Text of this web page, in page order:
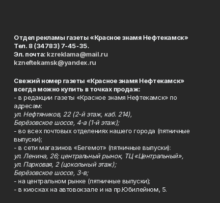
Отдел рекламы газеты «Красное знамя Нефтекамск»
Тел. 8 (34783) 7-45-35.
Эл. почта: kzreklama@mail.ru
kzneftekamsk@yandex.ru
Свежий номер газеты «Красное знамя Нефтекамск»
всегда можно купить в точках продаж:
- в редакции газеты «Красное знамя Нефтекамск» по
адресам:
ул. Нефтяников, 22 (2-й этаж, каб. 214),
Берёзовское шоссе, 4-а (1-й этаж);
- во всех почтовых отделениях нашего города (пятничные
выпуски);
- в сети магазинов «Бегемот» (пятничные выпуски):
ул. Ленина, 26; центральный рынок, ТЦ «Центральный»,
ул. Парковая, 2 (цокольный этаж);
Берёзовское шоссе, 3-в;
- на центральном рынке (пятничные выпуски);
- в киосках на автовокзале и на пр.Юбилейном, 5.